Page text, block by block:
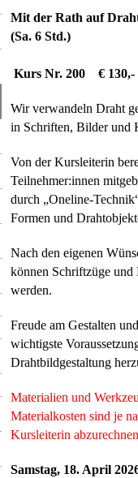
Mit der Rath auf
(Sa. 6 Std.)
Kurs Nr. 200 € 130,-
Wir verwandeln Draht
in Schriften, Bilder und
Von der Kursleiterin
Teilnehmer:innen
durch „Oneline-
Formen und
Nach den eigenen
können Schriftzüge und
werden.
Freude am Gestalten
wichtigste
Drahtbildgestaltung
Materialien und
Materialkosten sind je
Kursleiterin
Samstag, 18. April